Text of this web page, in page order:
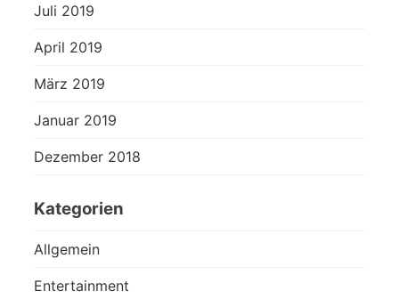
Juli 2019
April 2019
März 2019
Januar 2019
Dezember 2018
Kategorien
Allgemein
Entertainment